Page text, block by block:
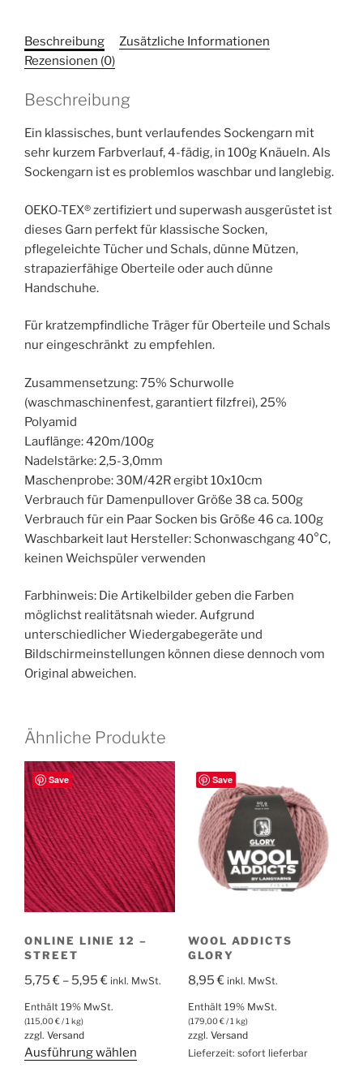
Beschreibung
Zusätzliche Informationen
Rezensionen (0)
Beschreibung
Ein klassisches, bunt verlaufendes Sockengarn mit
sehr kurzem Farbverlauf, 4-fädig, in 100g Knäueln. Als
Sockengarn ist es problemlos waschbar und langlebig.
OEKO-TEX® zertifiziert und superwash ausgerüstet ist
dieses Garn perfekt für klassische Socken,
pflegeleichte Tücher und Schals, dünne Mützen,
strapazierfähige Oberteile oder auch dünne
Handschuhe.
Für kratzempfindliche Träger für Oberteile und Schals
nur eingeschränkt zu empfehlen.
Zusammensetzung: 75% Schurwolle
(waschmaschinenfest, garantiert filzfrei), 25%
Polyamid
Lauflänge: 420m/100g
Nadelstärke: 2,5-3,0mm
Maschenprobe: 30M/42R ergibt 10x10cm
Verbrauch für Damenpullover Größe 38 ca. 500g
Verbrauch für ein Paar Socken bis Größe 46 ca. 100g
Waschbarkeit laut Hersteller: Schonwaschgang 40°C,
keinen Weichspüler verwenden
Farbhinweis: Die Artikelbilder geben die Farben
möglichst realitätsnah wieder. Aufgrund
unterschiedlicher Wiedergabegeräte und
Bildschirmeinstellungen können diese dennoch vom
Original abweichen.
Ähnliche Produkte
Save
ONLINE LINIE 12 –
STREET
5,75€ – 5,95€Preisspanne:
inkl. MwSt.
Enthält 19% MwSt.
(115,00€/ 1 kg)
zzgl. Versand
Ausführung wählen
Save
WOOL ADDICTS
GLORY
8,95€ inkl. MwSt.
Enthält 19% MwSt.
(179,00€/ 1 kg)
zzgl. Versand
Lieferzeit: sofort lieferbar